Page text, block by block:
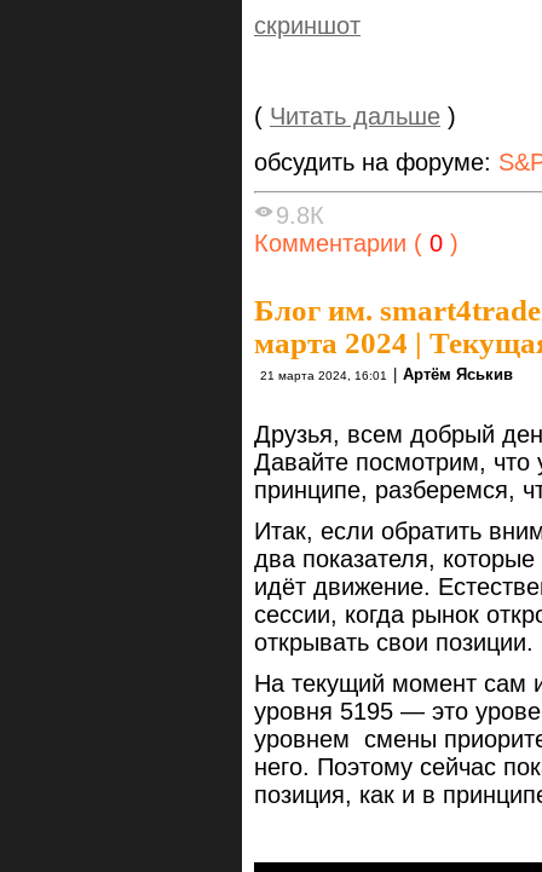
скриншот
( Читать дальше )
обсудить на форуме:
9.8К
Комментарии ( 0 )
Блог им.
марта 2024 |
21 марта 2024, 16:01 Артём Яськив
Друзья, всем добрый
Давайте посмотрим, что
принципе, разберемся,
Итак, если обратить
два показателя,
идёт движение.
сессии, когда рынок
открывать свои позиции.
На текущий момент сам
уровня 5195 — это
уровнем смены
него. Поэтому сейчас
позиция, как и в